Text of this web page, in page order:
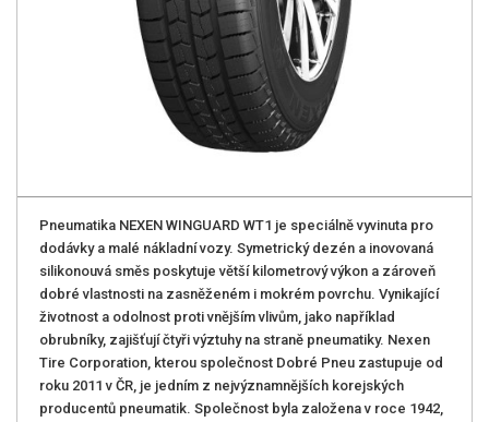
Pneumatika NEXEN WINGUARD WT1 je speciálně vyvinuta pro
dodávky a malé nákladní vozy. Symetrický dezén a inovovaná
silikonouvá směs poskytuje větší kilometrový výkon a zároveň
dobré vlastnosti na zasněženém i mokrém povrchu. Vynikající
životnost a odolnost proti vnějším vlivům, jako například
obrubníky, zajišťují čtyři výztuhy na straně pneumatiky. Nexen
Tire Corporation, kterou společnost Dobré Pneu zastupuje od
roku 2011 v ČR, je jedním z nejvýznamnějších korejských
producentů pneumatik. Společnost byla založena v roce 1942,